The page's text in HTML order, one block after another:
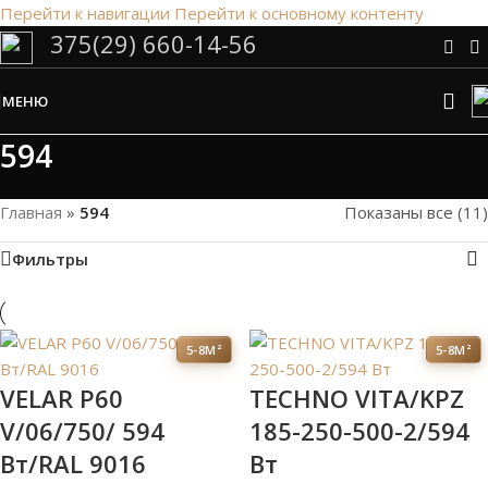
Перейти к навигации Перейти к основному контенту
Сэкономим Ваше время на подбор
Рассчитаем мощность | Предложим от 3х вариантов | В
наличии и под заказ
375(29) 660-14-56
МЕНЮ
594
Главная » 594 Показаны все (11)
Фильтры
5-8М²
VELAR P60
V/06/750/ 594
Bт/RAL 9016
5-8М²
TECHNO VITA/KPZ
185-250-500-2/594
Вт